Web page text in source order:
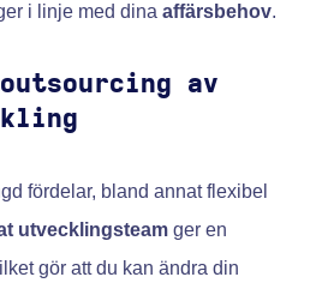
i linje med dina affärsbehov.
av
fördelar, bland annat flexibel
utvecklingsteam ger en
gör att du kan ändra din